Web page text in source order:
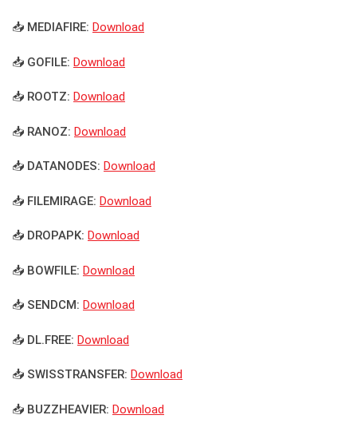
📥 MEDIAFIRE: Download
📥 GOFILE: Download
📥 ROOTZ: Download
📥 RANOZ: Download
📥 DATANODES: Download
📥 FILEMIRAGE: Download
📥 DROPAPK: Download
📥 BOWFILE: Download
📥 SENDCM: Download
📥 DL.FREE: Download
📥 SWISSTRANSFER: Download
📥 BUZZHEAVIER: Download